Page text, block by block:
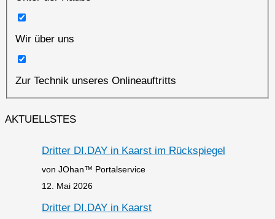
Wir über uns
Zur Technik unseres Onlineauftritts
AKTUELLSTES
Dritter DI.DAY in Kaarst im Rückspiegel
von JOhan™ Portalservice
12. Mai 2026
Dritter DI.DAY in Kaarst